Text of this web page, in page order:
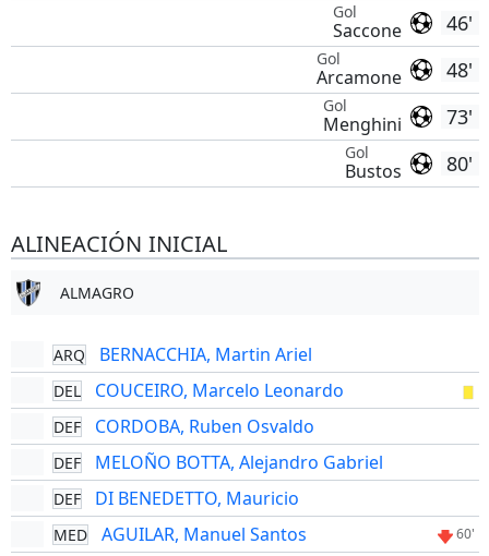
46'
Gol
Saccone
48'
Gol
Arcamone
73'
Gol
Menghini
80'
Gol
Bustos
ALINEACIÓN INICIAL
ALMAGRO
ARQ BERNACCHIA, Martin Ariel
DEL COUCEIRO, Marcelo Leonardo
DEF CORDOBA, Ruben Osvaldo
DEF MELOÑO BOTTA, Alejandro Gabriel
DEF DI BENEDETTO, Mauricio
MED AGUILAR, Manuel Santos 60'